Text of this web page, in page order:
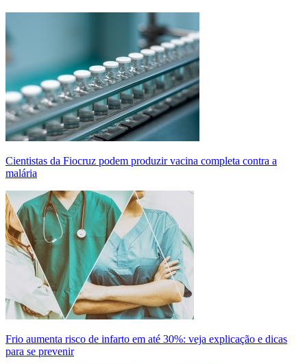
Cientistas da Fiocruz podem produzir vacina completa contra a
malária
Frio aumenta risco de infarto em até 30%: veja explicação e dicas
para se prevenir